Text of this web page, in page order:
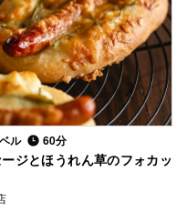
ル 60分
ジとほうれん草のフォカッ